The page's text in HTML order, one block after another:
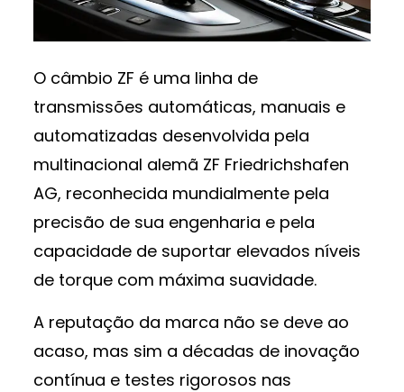
O câmbio ZF é uma linha de
transmissões automáticas, manuais e
automatizadas desenvolvida pela
multinacional alemã ZF Friedrichshafen
AG, reconhecida mundialmente pela
precisão de sua engenharia e pela
capacidade de suportar elevados níveis
de torque com máxima suavidade.
A reputação da marca não se deve ao
acaso, mas sim a décadas de inovação
contínua e testes rigorosos nas